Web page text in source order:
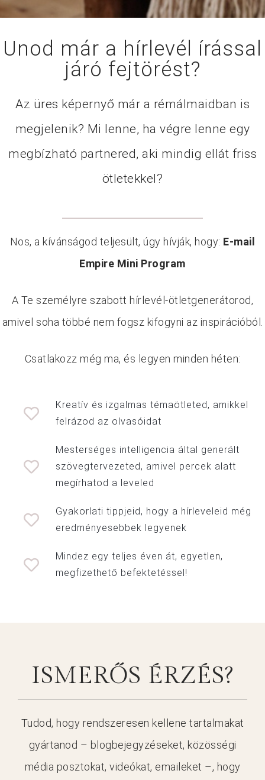
Unod már a hírlevél írással
járó fejtörést?
Az üres képernyő már a rémálmaidban is
megjelenik? Mi lenne, ha végre lenne egy
megbízható partnered, aki mindig ellát friss
ötletekkel?
Nos, a kívánságod teljesült, úgy hívják, hogy: E-mail
Empire Mini Program
A Te személyre szabott hírlevél-ötletgenerátorod,
amivel soha többé nem fogsz kifogyni az inspirációból.
Csatlakozz még ma, és legyen minden héten:
Kreatív és izgalmas témaötleted, amikkel
felrázod az olvasóidat
Mesterséges intelligencia által generált
szövegtervezeted, amivel percek alatt
megírhatod a leveled
Gyakorlati tippjeid, hogy a hírleveleid még
eredményesebbek legyenek
Mindez egy teljes éven át, egyetlen,
megfizethető befektetéssel!
ISMERŐS ÉRZÉS?
Tudod, hogy rendszeresen kellene tartalmakat
gyártanod – blogbejegyzéseket, közösségi
média posztokat, videókat, emaileket –, hogy